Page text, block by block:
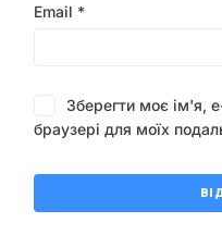
Email *
Зберегти моє ім'я,
браузері для моїх